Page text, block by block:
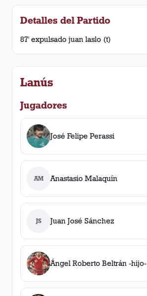
Detalles del Partido
87' expulsado juan laslo (t)
Lanús
Jugadores
José Felipe Perassi
AM Anastasio Malaquín
JS Juan José Sánchez
Ángel Roberto Beltrán -hijo-